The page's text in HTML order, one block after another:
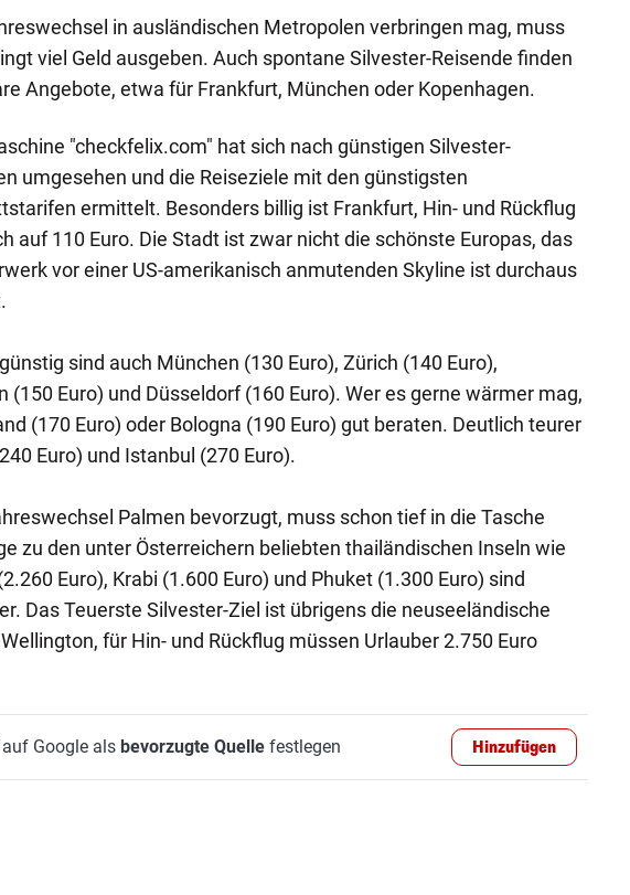
in ausländischen Metropolen verbringen mag, muss
viel Geld ausgeben. Auch spontane Silvester-Reisende finden
Angebote, etwa für Frankfurt, München oder Kopenhagen.
"checkfelix.com" hat sich nach günstigen Silvester-
umgesehen und die Reiseziele mit den günstigsten
ermittelt. Besonders billig ist Frankfurt, Hin- und Rückflug
auf 110 Euro. Die Stadt ist zwar nicht die schönste Europas, das
vor einer US-amerikanisch anmutenden Skyline ist durchaus
sind auch München (130 Euro), Zürich (140 Euro),
(150 Euro) und Düsseldorf (160 Euro). Wer es gerne wärmer mag,
(170 Euro) oder Bologna (190 Euro) gut beraten. Deutlich teurer
Euro) und Istanbul (270 Euro).
Palmen bevorzugt, muss schon tief in die Tasche
zu den unter Österreichern beliebten thailändischen Inseln wie
Euro), Krabi (1.600 Euro) und Phuket (1.300 Euro) sind
Das Teuerste Silvester-Ziel ist übrigens die neuseeländische
für Hin- und Rückflug müssen Urlauber 2.750 Euro
Google als bevorzugte Quellefestlegen Hinzufügen